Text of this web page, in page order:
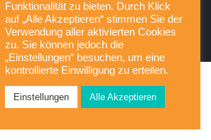
HOME
STUDIO 1
IMPRESSUM
DATENSCHUTZ
Funktionalität zu bieten. Durch Klick
auf „Alle Akzeptieren“ stimmen Sie der
Verwendung aller aktivierten Cookies
zu. Sie können jedoch die
„Einstellungen“ besuchen, um eine
kontrollierte Einwilligung zu erteilen.
Einstellungen Alle Akzeptieren